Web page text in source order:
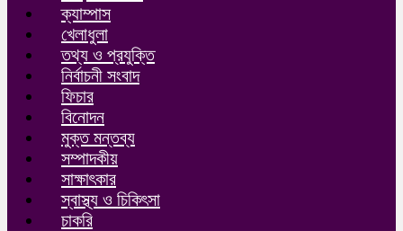
ক্যাম্পাস
খেলাধুলা
তথ্য ও প্রযুক্তি
নির্বাচনী সংবাদ
ফিচার
বিনোদন
মুক্ত মন্তব্য
সম্পাদকীয়
সাক্ষাৎকার
স্বাস্থ্য ও চিকিৎসা
চাকরি